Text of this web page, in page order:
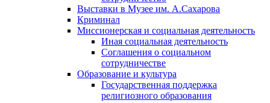
Выставки в Музее им. А.Сахарова
Криминал
Миссионерская и социальная деятельность
Иная социальная деятельность
Соглашения о социальном
сотрудничестве
Образование и культура
Государственная поддержка
религиозного образования